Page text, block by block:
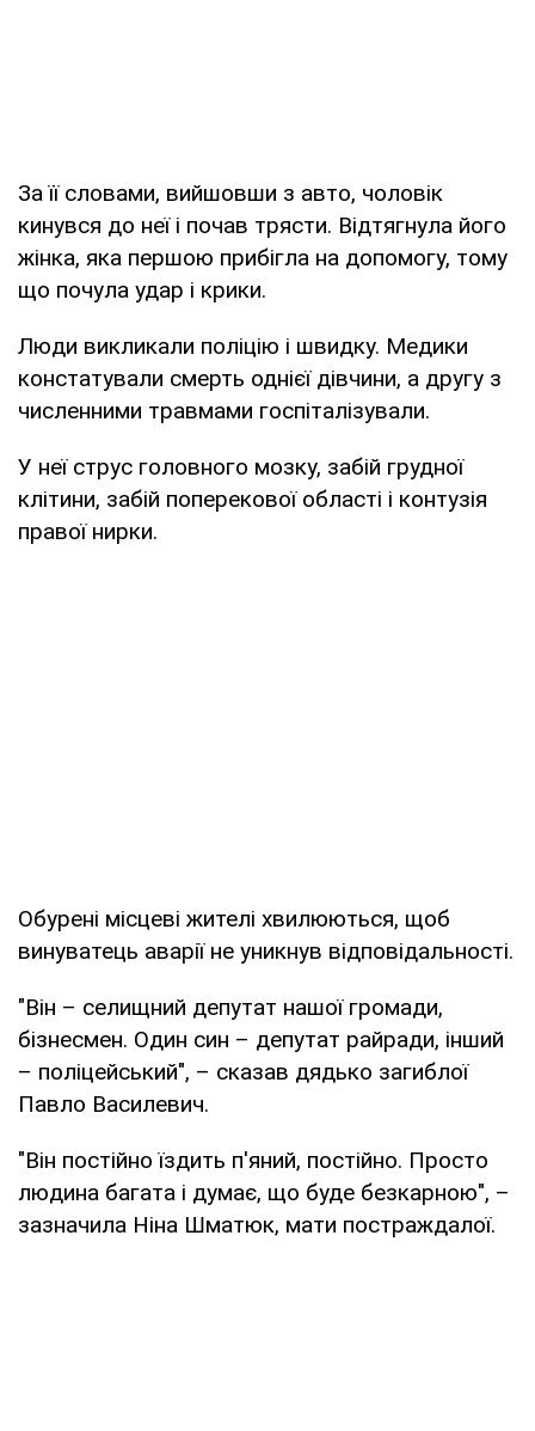
За її словами, вийшовши з авто, чоловік
кинувся до неї і почав трясти. Відтягнула його
жінка, яка першою прибігла на допомогу, тому
що почула удар і крики.
Люди викликали поліцію і швидку. Медики
констатували смерть однієї дівчини, а другу з
численними травмами госпіталізували.
У неї струс головного мозку, забій грудної
клітини, забій поперекової області і контузія
правої нирки.
Обурені місцеві жителі хвилюються, щоб
винуватець аварії не уникнув відповідальності.
"Він – селищний депутат нашої громади,
бізнесмен. Один син – депутат райради, інший
– поліцейський", – сказав дядько загиблої
Павло Василевич.
"Він постійно їздить п'яний, постійно. Просто
людина багата і думає, що буде безкарною", –
зазначила Ніна Шматюк, мати постраждалої.